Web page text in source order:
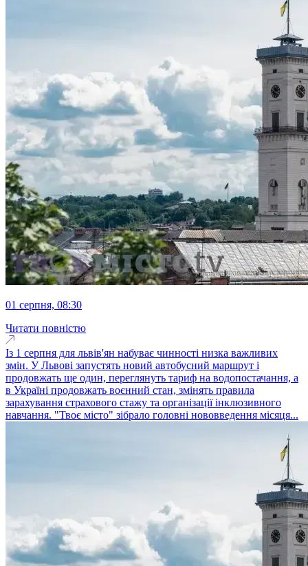
01 серпня, 08:30
Читати повністю
Із 1 серпня для львів'ян набуває чинності низка важливих
змін. У Львові запустять новий автобусний маршрут і
продовжать ще один, переглянуть тариф на водопостачання, а
в Україні продовжать воєнний стан, змінять правила
зарахування страхового стажу та організації інклюзивного
навчання. "Твоє місто" зібрало головні нововведення місяця...